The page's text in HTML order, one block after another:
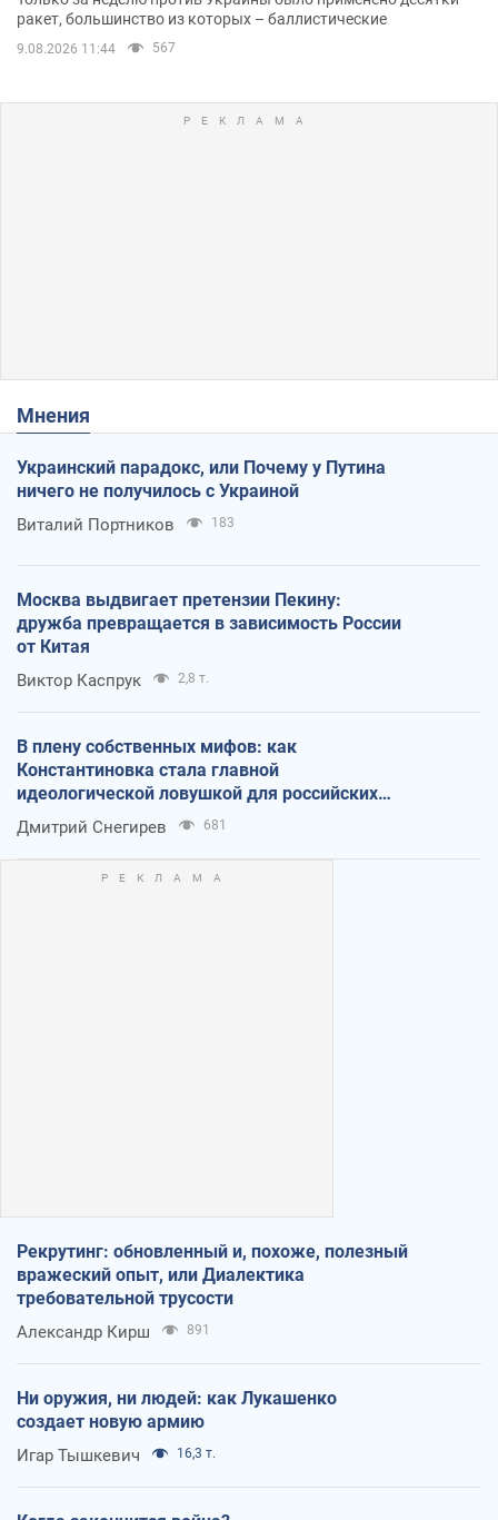
ракет, большинство из которых – баллистические
9.08.2026 11:44 567
Мнения
Украинский парадокс, или Почему у Путина
ничего не получилось с Украиной
Виталий Портников 183
Москва выдвигает претензии Пекину:
дружба превращается в зависимость России
от Китая
Виктор Каспрук 2,8 т.
В плену собственных мифов: как
Константиновка стала главной
идеологической ловушкой для российских
оккупантов
Дмитрий Снегирев 681
Рекрутинг: обновленный и, похоже, полезный
вражеский опыт, или Диалектика
требовательной трусости
Александр Кирш 891
Ни оружия, ни людей: как Лукашенко
создает новую армию
Игар Тышкевич 16,3 т.